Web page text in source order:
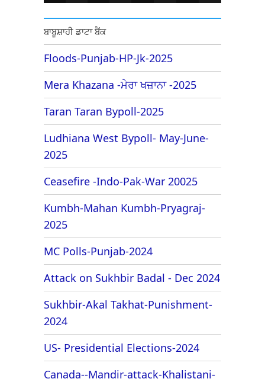
ਬਾਬੂਸ਼ਾਹੀ ਡਾਟਾ ਬੈਂਕ
Floods-Punjab-HP-Jk-2025
Mera Khazana -ਮੇਰਾ ਖਜ਼ਾਨਾ -2025
Taran Taran Bypoll-2025
Ludhiana West Bypoll- May-June-
2025
Ceasefire -Indo-Pak-War 20025
Kumbh-Mahan Kumbh-Pryagraj-
2025
MC Polls-Punjab-2024
Attack on Sukhbir Badal - Dec 2024
Sukhbir-Akal Takhat-Punishment-
2024
US- Presidential Elections-2024
Canada--Mandir-attack-Khalistani-